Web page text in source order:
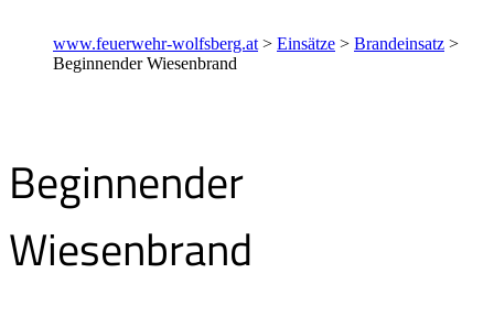
www.feuerwehr-wolfsberg.at > Einsätze > Brandeinsatz >
Beginnender Wiesenbrand
Beginnender
Wiesenbrand